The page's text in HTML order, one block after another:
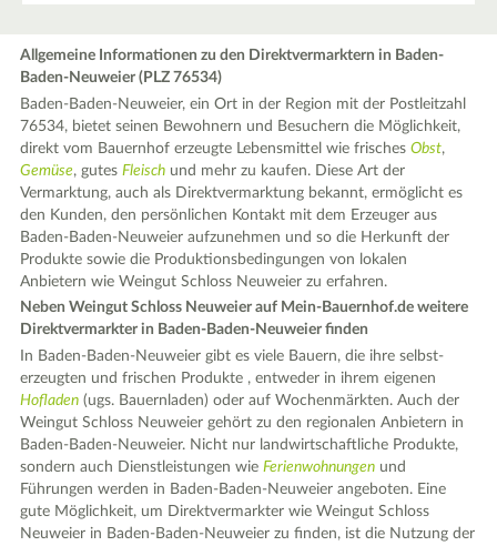
Allgemeine Informationen zu den Direktvermarktern in Baden-
Baden-Neuweier (PLZ 76534)
Baden-Baden-Neuweier, ein Ort in der Region mit der Postleitzahl
76534, bietet seinen Bewohnern und Besuchern die Möglichkeit,
direkt vom Bauernhof erzeugte Lebensmittel wie frischesObst,
Gemüse, gutesFleisch und mehr zu kaufen. Diese Art der
Vermarktung, auch als Direktvermarktung bekannt, ermöglicht es
den Kunden, den persönlichen Kontakt mit dem Erzeuger aus
Baden-Baden-Neuweier aufzunehmen und so die Herkunft der
Produkte sowie die Produktionsbedingungen von lokalen
Anbietern wie Weingut Schloss Neuweier zu erfahren.
Neben Weingut Schloss Neuweier auf Mein-Bauernhof.de weitere
Direktvermarkter in Baden-Baden-Neuweier finden
In Baden-Baden-Neuweier gibt es viele Bauern, die ihre selbst-
erzeugten und frischen Produkte , entweder in ihrem eigenen
Hofladen (ugs. Bauernladen) oder auf Wochenmärkten. Auch der
Weingut Schloss Neuweier gehört zu den regionalen Anbietern in
Baden-Baden-Neuweier. Nicht nur landwirtschaftliche Produkte,
sondern auch Dienstleistungen wieFerienwohnungen und
Führungen werden in Baden-Baden-Neuweier angeboten. Eine
gute Möglichkeit, um Direktvermarkter wie Weingut Schloss
Neuweier in Baden-Baden-Neuweier zu finden, ist die Nutzung der